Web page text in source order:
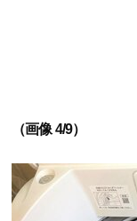
（画像 4/9）